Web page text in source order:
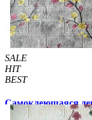
SALE
HIT
BEST
Самоклеющаяся
магнолия